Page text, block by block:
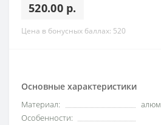
520.00 р.
Цена в бонусных баллах: 520
Основные характеристики
Материал:
Особенности: